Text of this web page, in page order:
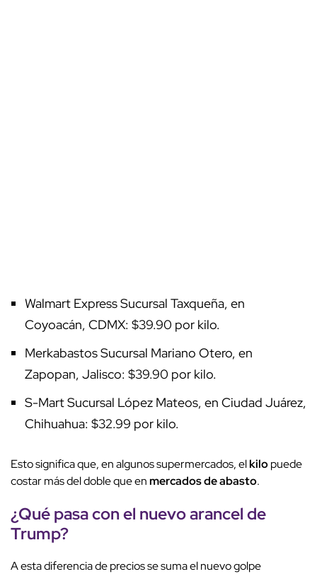
Walmart Express Sucursal Taxqueña, en
Coyoacán, CDMX: $39.90 por kilo.
Merkabastos Sucursal Mariano Otero, en
Zapopan, Jalisco: $39.90 por kilo.
S-Mart Sucursal López Mateos, en Ciudad Juárez,
Chihuahua: $32.99 por kilo.
Esto significa que, en algunos supermercados, elkilopuede
costar más del doble que enmercados de abasto.
¿Qué pasa con el nuevo arancelde
Trump?
A esta diferencia de precios se suma el nuevo golpe